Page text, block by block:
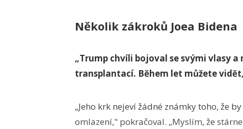
Několik zákroků Joea Bidena
„Trump chvíli bojoval se svými vlasy
transplantací. Během let můžete
„Jeho krk nejeví žádné známky toho, že
omlazení," pokračoval. „Myslím, že